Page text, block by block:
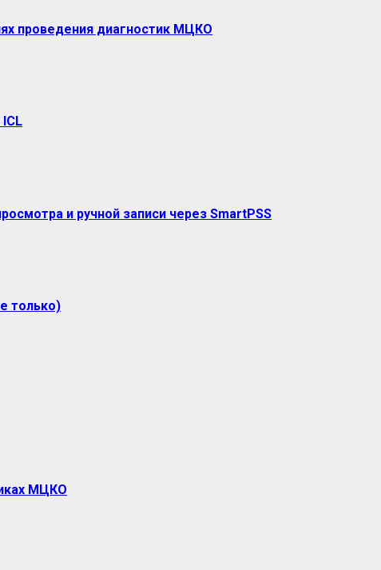
проведения диагностик МЦКО
и ручной записи через SmartPSS
только)
МЦКО